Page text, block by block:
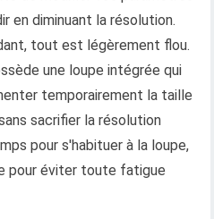
en diminuant la résolution.
tout est légèrement flou.
une loupe intégrée qui
temporairement la taille
sacrifier la résolution
pour s'habituer à la loupe,
pour éviter toute fatigue